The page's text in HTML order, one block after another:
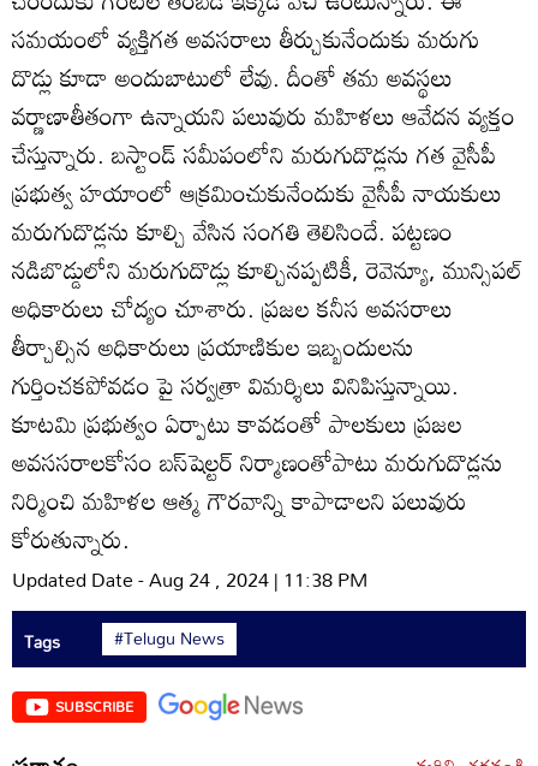
సమయంలో వ్యక్తిగత అవసరాలు తీర్చుకునేందుకు మరుగు
దొడ్లు కూడా అందుబాటులో లేవు. దీంతో తమ అవస్థలు
వర్ణాణాతీతంగా ఉన్నాయని పలువురు మహిళలు ఆవేదన వ్యక్తం
చేస్తున్నారు. బస్టాండ్‌ సమీపంలోని మరుగుదొడ్లను గత వైసీపీ
ప్రభుత్వ హయాంలో ఆక్రమించుకునేందుకు వైసీపీ నాయకులు
మరుగుదొడ్లను కూల్చి వేసిన సంగతి తెలిసిందే. పట్టణం
నడిబొడ్డులోని మరుగుదొడ్లు కూల్చినప్పటికీ, రెవెన్యూ, మున్సిపల్‌
అధికారులు చోద్యం చూశారు. ప్రజల కనీస అవసరాలు
తీర్చాల్సిన అధికారులు ప్రయాణికుల ఇబ్బందులను
గుర్తించకపోవడం పై సర్వత్రా విమర్శిలు వినిపిస్తున్నాయి.
కూటమి ప్రభుత్వం ఏర్పాటు కావడంతో పాలకులు ప్రజల
అవససరాలకోసం బస్‌షెల్టర్‌ నిర్మాణంతోపాటు మరుగుదొడ్లను
నిర్మించి మహిళల ఆత్మ గౌరవాన్ని కాపాడాలని పలువురు
కోరుతున్నారు.
Updated Date - Aug 24 , 2024 | 11:38 PM
Tags #Telugu News
SUBSCRIBE